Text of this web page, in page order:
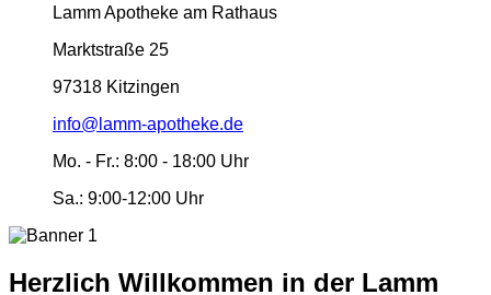
Lamm Apotheke am Rathaus
Marktstraße 25
97318 Kitzingen
info@lamm-apotheke.de
Mo. - Fr.: 8:00 - 18:00 Uhr
Sa.: 9:00-12:00 Uhr
Herzlich Willkommen in der Lamm